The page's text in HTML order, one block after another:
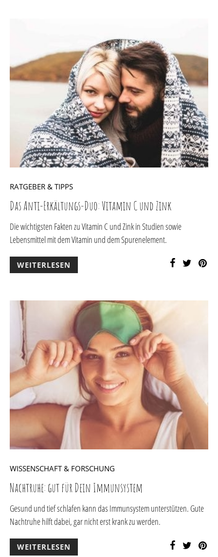
RATGEBER & TIPPS
Das Anti-Erkältungs-Duo: Vitamin C und Zink
Die wichtigsten Fakten zu Vitamin C und Zink in Studien sowie
Lebensmittel mit dem Vitamin und dem Spurenelement.
WEITERLESEN
WISSENSCHAFT & FORSCHUNG
Nachtruhe: gut für Dein Immunsystem
Gesund und tief schlafen kann das Immunsystem unterstützen. Gute
Nachtruhe hilft dabei, gar nicht erst krank zu werden.
WEITERLESEN